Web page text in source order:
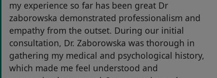
my experience so far has been great Dr
zaborowska demonstrated professionalism and
empathy from the outset. During our initial
consultation, Dr. Zaborowska was thorough in
gathering my medical and psychological history,
which made me feel understood and